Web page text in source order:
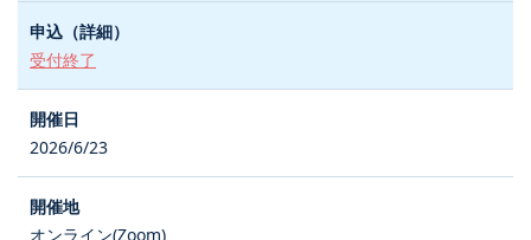
受付終了
2026/6/23
オンライン(Zoom)